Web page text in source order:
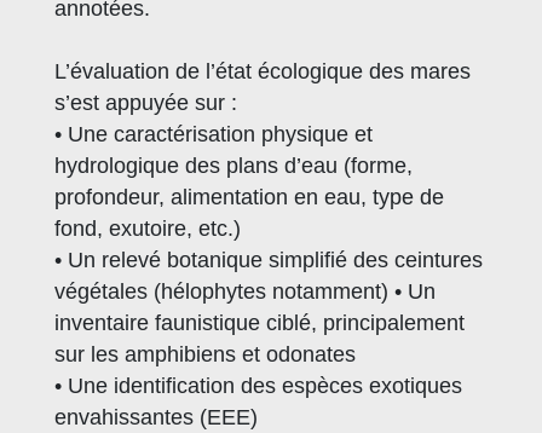
annotées.
L’évaluation de l’état écologique des mares
s’est appuyée sur :
• Une caractérisation physique et
hydrologique des plans d’eau (forme,
profondeur, alimentation en eau, type de
fond, exutoire, etc.)
• Un relevé botanique simplifié des ceintures
végétales (hélophytes notamment) • Un
inventaire faunistique ciblé, principalement
sur les amphibiens et odonates
• Une identification des espèces exotiques
envahissantes (EEE)